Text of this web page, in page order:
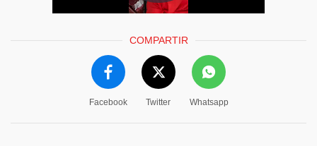
COMPARTIR
Facebook Twitter Whatsapp